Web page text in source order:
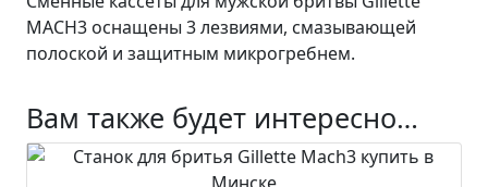
о
в
а
а
С
м
MACH3 оснащены 3 лезвиями, смазывающей
полоской и защитным микрогребнем.
Вам также будет интересно…